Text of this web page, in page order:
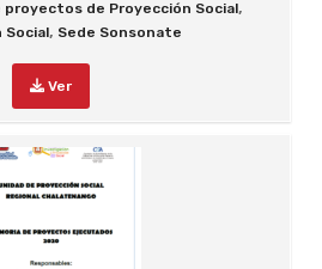
proyectos de Proyección Social,
Social, Sede Sonsonate
Ver